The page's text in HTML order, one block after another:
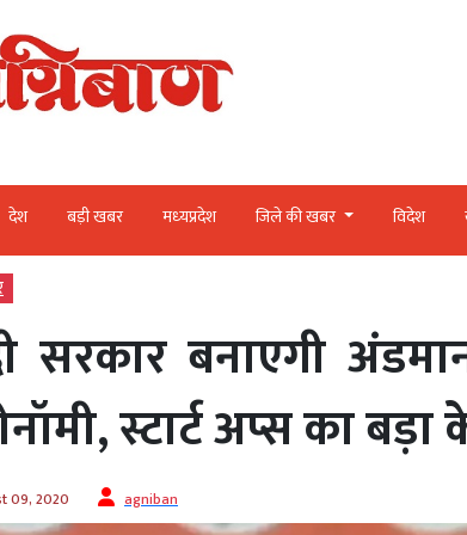
देश बड़ी खबर मध्‍यप्रदेश जिले की खबर विदेश
सरकार बनाएगी
स्टार्ट अप्स का बड़ा
09, 2020 agniban